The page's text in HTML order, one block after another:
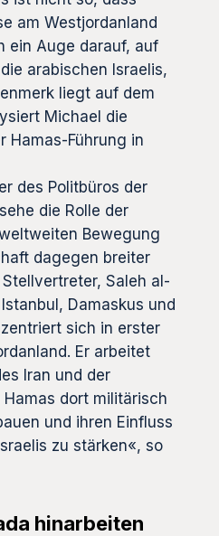
am Westjordanland
ein Auge darauf, auf
arabischen Israelis,
liegt auf dem
Michael die
Hamas-Führung in
des Politbüros der
die Rolle der
Bewegung
dagegen breiter
Saleh al-
Damaskus und
sich in erster
Er arbeitet
Iran und der
dort militärisch
und ihren Einfluss
zu stärken«, so
hinarbeiten